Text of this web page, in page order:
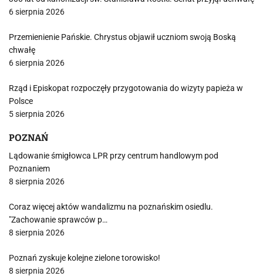
6 sierpnia 2026
Przemienienie Pańskie. Chrystus objawił uczniom swoją Boską
chwałę
6 sierpnia 2026
Rząd i Episkopat rozpoczęły przygotowania do wizyty papieża w
Polsce
5 sierpnia 2026
POZNAŃ
Lądowanie śmigłowca LPR przy centrum handlowym pod
Poznaniem
8 sierpnia 2026
Coraz więcej aktów wandalizmu na poznańskim osiedlu.
"Zachowanie sprawców p…
8 sierpnia 2026
Poznań zyskuje kolejne zielone torowisko!
8 sierpnia 2026